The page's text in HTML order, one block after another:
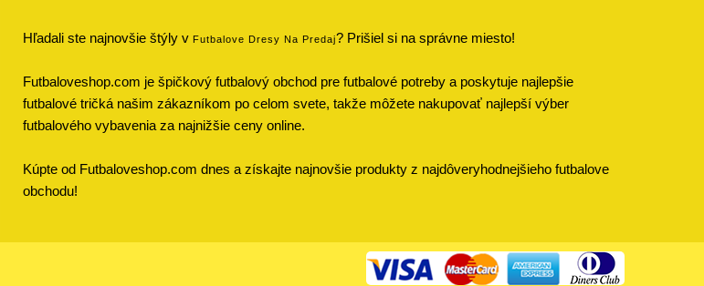
Hľadali ste najnovšie štýly v Futbalove Dresy Na Predaj? Prišiel si na správne miesto!
Futbaloveshop.com je špičkový futbalový obchod pre futbalové potreby a poskytuje najlepšie
futbalové tričká našim zákazníkom po celom svete, takže môžete nakupovať najlepší výber
futbalového vybavenia za najnižšie ceny online.
Kúpte od Futbaloveshop.com dnes a získajte najnovšie produkty z najdôveryhodnejšieho futbalove
obchodu!